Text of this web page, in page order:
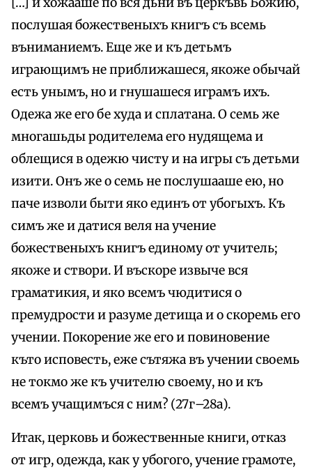
послушая божественыхъ книгъ съ всемь
въниманиемъ. Еще же и къ детьмъ
играющимъ не приближашеся, якоже обычай
есть унымъ, но и гнушашеся играмъ ихъ.
Одежа же его бе худа и сплатана. О семь же
многашьды родителема его нудящема и
облещися в одежю чисту и на игры съ детьми
изити. Онъ же о семь не послушааше ею, но
паче изволи быти яко единъ от убогыхъ. Къ
симъ же и датися веля на учение
божественыхъ книгъ единому от учитель;
якоже и створи. И въскоре извыче вся
граматикия, и яко всемъ чюдитися о
премудрости и разуме детища и о скоремь его
учении. Покорение же его и повиновение
къто исповесть, еже сътяжа въ учении своемь
не токмо же къ учителю своему, но и къ
всемъ учащимъся с ним? (27г–28а).
Итак, церковь и божественные книги, отказ
от игр, одежда, как у убогого, учение грамоте,